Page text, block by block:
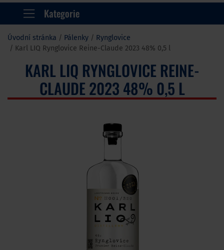
Kategorie
Úvodní stránka Pálenky
Rynglovice
Karl LIQ Rynglovice Reine-Claude 2023 48% 0,5 l
KARL LIQ RYNGLOVICE REINE-
CLAUDE 2023 48% 0,5 L